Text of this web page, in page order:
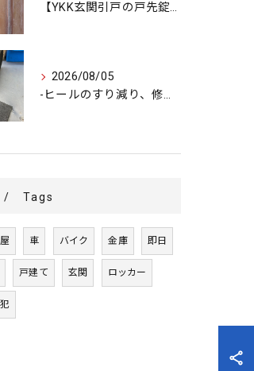
【YKK玄関引戸の戸先錠が勝手にかかる…廃盤MIWA錠前を奇...
2026/08/05
-ヒールのすり減り、修理できます-
Tags
車 バイク 金庫 即日
戸建て 玄関 ロッカー